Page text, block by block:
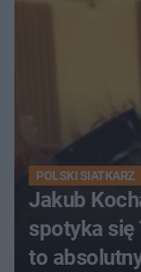
POLSKI SIATKARZ
Jakub
spotyka się
to